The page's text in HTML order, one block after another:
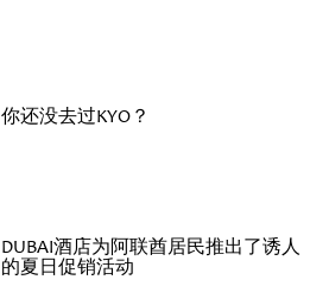
你还没去过KYO？
DUBAI酒店为阿联酋居民推出了诱人
的夏日促销活动